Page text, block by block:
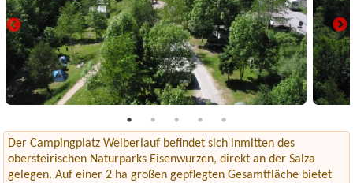
Der Campingplatz Weiberlauf befindet sich inmitten des
obersteirischen Naturparks Eisenwurzen, direkt an der Salza
gelegen. Auf einer 2 ha großen gepflegten Gesamtfläche bietet